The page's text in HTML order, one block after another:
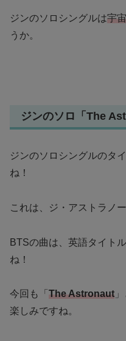
ジンのソロシングルは宇
うか。
ジンのソロ「The
ジンのソロシングルのタ
ね！
これは、ジ・アストラノ
BTSの曲は、英語タイト
ね！
今回も「 The Astronaut
楽しみですね。